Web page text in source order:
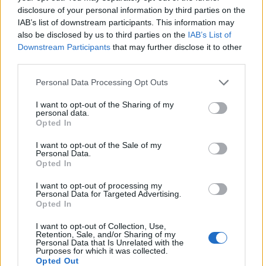
disclosure of your personal information by third parties on the
IAB’s list of downstream participants. This information may
also be disclosed by us to third parties on the IAB’s List of
Downstream Participants that may further disclose it to other
Personal Data Processing Opt Outs
I want to opt-out of the Sharing of my
personal data.
Opted In
I want to opt-out of the Sale of my
Personal Data.
Opted In
I want to opt-out of processing my
Personal Data for Targeted Advertising.
Opted In
I want to opt-out of Collection, Use,
Retention, Sale, and/or Sharing of my
Personal Data that Is Unrelated with the
Purposes for which it was collected.
Opted Out
6 NAZIONI
6 Nazioni: Inghilterra - Italia 47-24, le
Pagelle
Daniele Goegan / 10.03.2025 19:57
Gonzalo Quesada dopo l'Inghilterra:
"Buon primo tempo, abbiamo preso
← 1 2 3 4 5 6 7 8 10 →
Pagina 5 di 76